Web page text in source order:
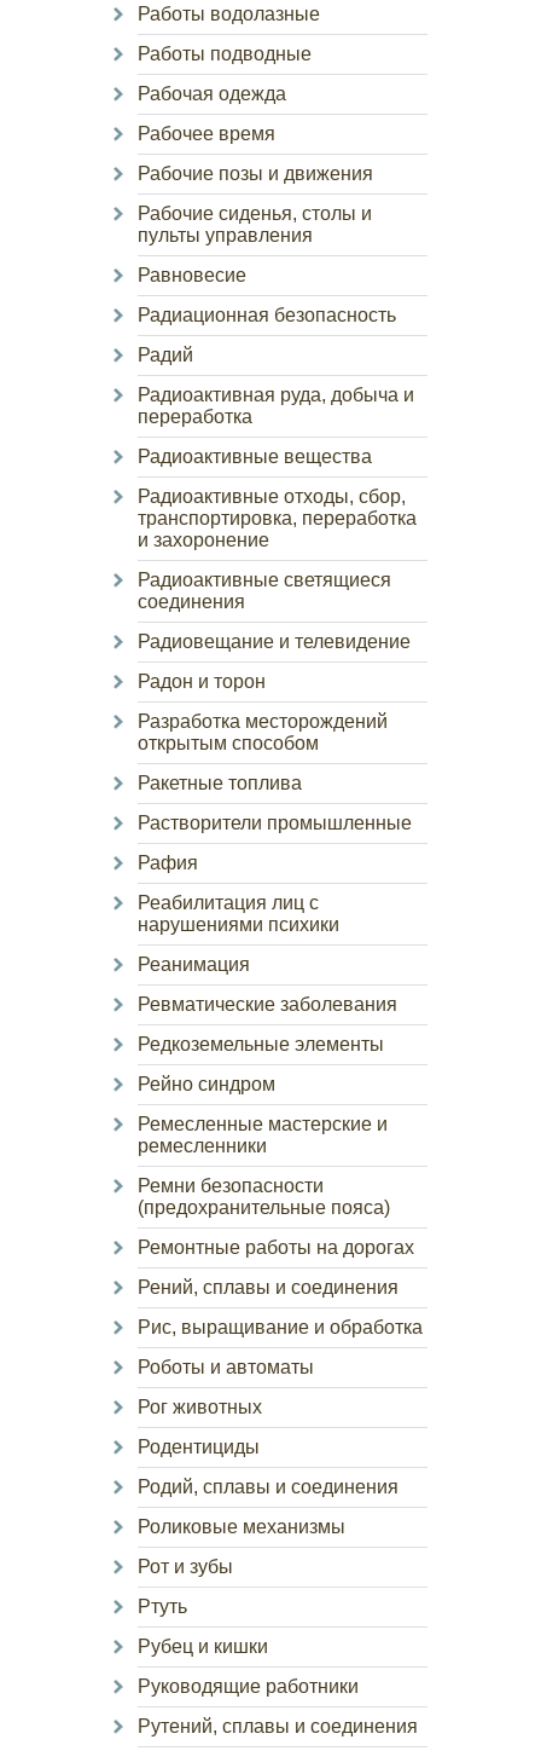
Работы водолазные
Работы подводные
Рабочая одежда
Рабочее время
Рабочие позы и движения
Рабочие сиденья, столы и
пульты управления
Равновесие
Радиационная безопасность
Радий
Радиоактивная руда, добыча и
переработка
Радиоактивные вещества
Радиоактивные отходы, сбор,
транспортировка, переработка
и захоронение
Радиоактивные светящиеся
соединения
Радиовещание и телевидение
Радон и торон
Разработка месторождений
открытым способом
Ракетные топлива
Растворители промышленные
Рафия
Реабилитация лиц с
нарушениями психики
Реанимация
Ревматические заболевания
Редкоземельные элементы
Рейно синдром
Ремесленные мастерские и
ремесленники
Ремни безопасности
(предохранительные пояса)
Ремонтные работы на дорогах
Рений, сплавы и соединения
Рис, выращивание и обработка
Роботы и автоматы
Рог животных
Родентициды
Родий, сплавы и соединения
Роликовые механизмы
Рот и зубы
Ртуть
Рубец и кишки
Руководящие работники
Рутений, сплавы и соединения